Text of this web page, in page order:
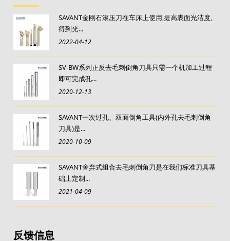
SAVANT金刚石滚压刀在车床上使用,提高表面光洁度,
得到光...
2022-04-12
SV-BW系列正反去毛刺倒角刀具只需一个机加工过程
即可完成孔...
2020-12-13
SAVANT一次过孔、双面倒角工具(内外孔去毛刺倒角
刀具)是...
2020-10-09
SAVANT舍弃式组合去毛刺倒角刀是在我们标准刀具基
础上定制...
2021-04-09
反馈信息